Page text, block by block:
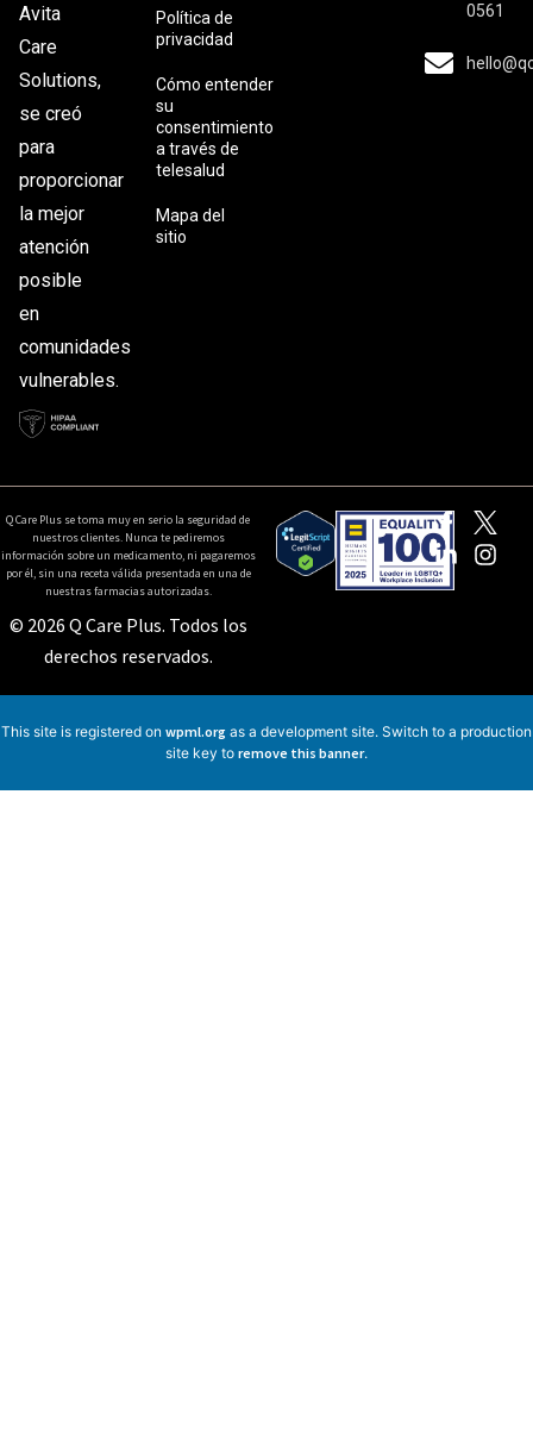
Avita
Care
Solutions,
se creó
para
proporcionar
la mejor
atención
posible
en
comunidades
vulnerables.
Política de
privacidad
Cómo entender
su
consentimiento
a través de
telesalud
Mapa del
sitio
0561
Q Care Plus se toma muy en serio la seguridad de
nuestros clientes. Nunca te pediremos
información sobre un medicamento, ni pagaremos
por él, sin una receta válida presentada en una de
nuestras farmacias autorizadas.
© 2026 Q Care Plus. Todos los
derechos reservados.
This site is registered on wpml.org as a development site. Switch to a production
site key to remove this banner.